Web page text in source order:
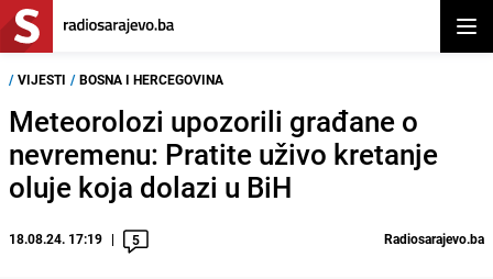
/ VIJESTI / BOSNA I HERCEGOVINA
Meteorolozi upozorili građane o
nevremenu: Pratite uživo kretanje
oluje koja dolazi u BiH
18.08.24. 17:19 5 Radiosarajevo.ba